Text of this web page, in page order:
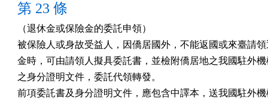
第 23 條
（退休金或保險金的委託申領）
被保險人或身故受益人，因僑居國外，不能返國或來臺請
金時，可由請領人擬具委託書，並檢附僑居地之我國駐外
之身分證明文件，委託代領轉發。
前項委託書及身分證明文件，應包含中譯本，送我國駐外